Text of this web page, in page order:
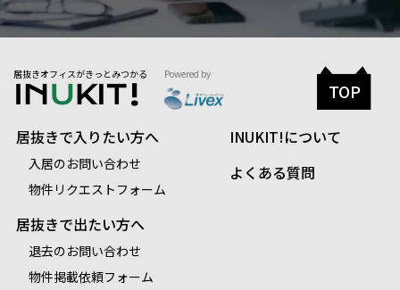
居抜きオフィスがきっとみつかる Powered by
居抜きで入りたい方へ
入居のお問い合わせ
物件リクエストフォーム
居抜きで出たい方へ
退去のお問い合わせ
物件掲載依頼フォーム
INUKIT!について
よくある質問
TOP